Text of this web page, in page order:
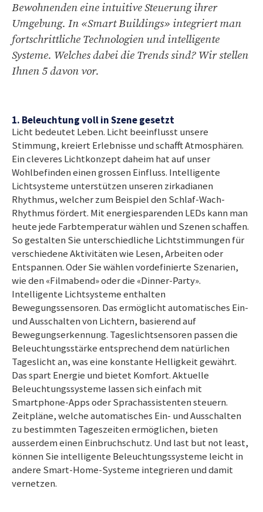
Bewohnenden eine intuitive Steuerung ihrer
Umgebung. In «Smart Buildings» integriert man
fortschrittliche Technologien und intelligente
Systeme. Welches dabei die Trends sind? Wir stellen
Ihnen 5 davon vor.
1. Beleuchtung voll in Szene gesetzt
Licht bedeutet Leben. Licht beeinflusst unsere
Stimmung, kreiert Erlebnisse und schafft Atmosphären.
Ein cleveres Lichtkonzept daheim hat auf unser
Wohlbefinden einen grossen Einfluss. Intelligente
Lichtsysteme unterstützen unseren zirkadianen
Rhythmus, welcher zum Beispiel den Schlaf-Wach-
Rhythmus fördert. Mit energiesparenden LEDs kann man
heute jede Farbtemperatur wählen und Szenen schaffen.
So gestalten Sie unterschiedliche Lichtstimmungen für
verschiedene Aktivitäten wie Lesen, Arbeiten oder
Entspannen. Oder Sie wählen vordefinierte Szenarien,
wie den «Filmabend» oder die «Dinner-Party».
Intelligente Lichtsysteme enthalten
Bewegungssensoren. Das ermöglicht automatisches Ein-
und Ausschalten von Lichtern, basierend auf
Bewegungserkennung. Tageslichtsensoren passen die
Beleuchtungsstärke entsprechend dem natürlichen
Tageslicht an, was eine konstante Helligkeit gewährt.
Das spart Energie und bietet Komfort. Aktuelle
Beleuchtungssysteme lassen sich einfach mit
Smartphone-Apps oder Sprachassistenten steuern.
Zeitpläne, welche automatisches Ein- und Ausschalten
zu bestimmten Tageszeiten ermöglichen, bieten
ausserdem einen Einbruchschutz. Und last but not least,
können Sie intelligente Beleuchtungssysteme leicht in
andere Smart-Home-Systeme integrieren und damit
vernetzen.